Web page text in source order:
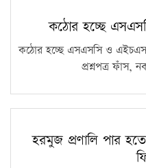
কঠোর হচ্ছে
কঠোর হচ্ছে এসএসসি ও
প্রশ্নপত্র ফাঁস,
হরমুজ প্রণালি পার হতে